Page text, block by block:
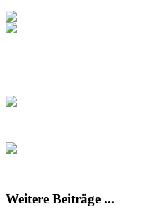
Weitere Beiträge ...